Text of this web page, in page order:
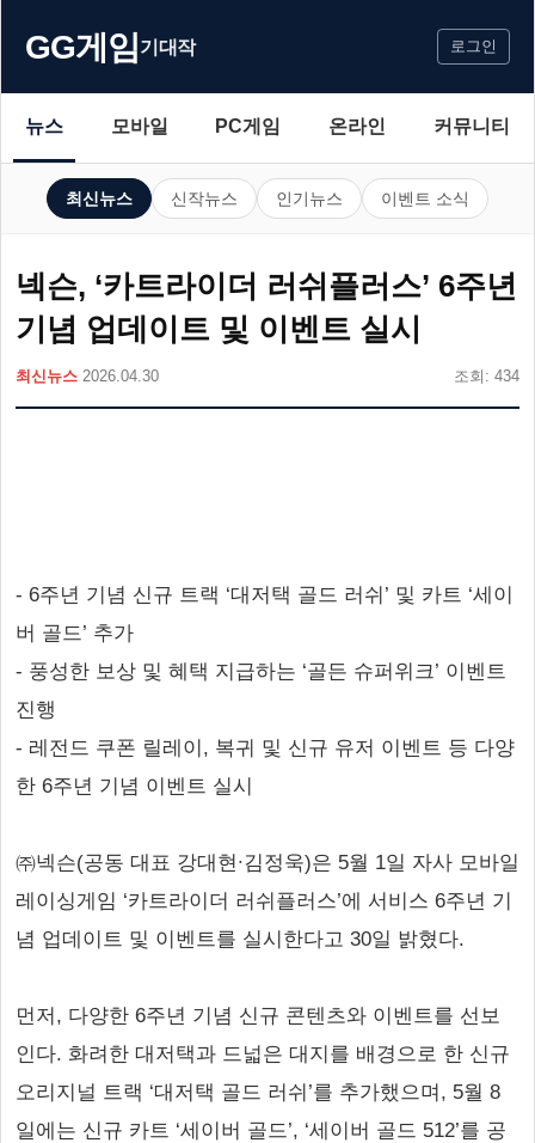
GG게임기대작 로그인
뉴스 모바일 PC게임 온라인 커뮤니티
최신뉴스 신작뉴스 인기뉴스 이벤트 소식
넥슨, ‘카트라이더 러쉬플러스’ 6주년
기념 업데이트 및 이벤트 실시
최신뉴스 2026.04.30 조회: 434
- 6주년 기념 신규 트랙 ‘대저택 골드 러쉬’ 및 카트 ‘세이
버 골드’ 추가
- 풍성한 보상 및 혜택 지급하는 ‘골든 슈퍼위크’ 이벤트
진행
- 레전드 쿠폰 릴레이, 복귀 및 신규 유저 이벤트 등 다양
한 6주년 기념 이벤트 실시
㈜넥슨(공동 대표 강대현∙김정욱)은 5월 1일 자사 모바일
레이싱게임 ‘카트라이더 러쉬플러스’에 서비스 6주년 기
념 업데이트 및 이벤트를 실시한다고 30일 밝혔다.
먼저, 다양한 6주년 기념 신규 콘텐츠와 이벤트를 선보
인다. 화려한 대저택과 드넓은 대지를 배경으로 한 신규
오리지널 트랙 ‘대저택 골드 러쉬’를 추가했으며, 5월 8
일에는 신규 카트 ‘세이버 골드’, ‘세이버 골드 512’를 공